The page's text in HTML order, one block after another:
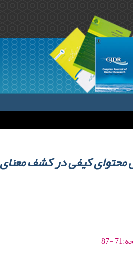
محتوای کیفی در کشف